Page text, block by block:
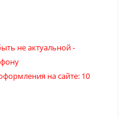
не актуальной -
на сайте: 10